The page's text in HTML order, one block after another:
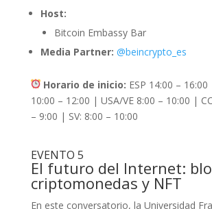
Host:
Bitcoin Embassy Bar
Media Partner: @beincrypto_es
Horario de inicio: ESP 14:00 –
10:00 – 12:00 | USA/VE 8:00 – 10:00 |
– 9:00 | SV: 8:00 – 10:00
EVENTO 5
El futuro del Internet:
criptomonedas y NFT
En este conversatorio, la Universidad